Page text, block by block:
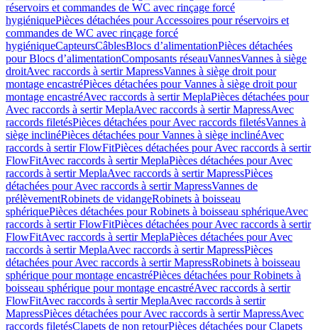
réservoirs et commandes de WC avec rinçage forcé
hygiéniquePièces détachées pour Accessoires pour réservoirs et
commandes de WC avec rinçage forcé
hygiéniqueCapteursCâblesBlocs d’alimentationPièces détachées
pour Blocs d’alimentationComposants réseauVannesVannes à siège
droitAvec raccords à sertir MapressVannes à siège droit pour
montage encastréPièces détachées pour Vannes à siège droit pour
montage encastréAvec raccords à sertir MeplaPièces détachées pour
Avec raccords à sertir MeplaAvec raccords à sertir MapressAvec
raccords filetésPièces détachées pour Avec raccords filetésVannes à
siège inclinéPièces détachées pour Vannes à siège inclinéAvec
raccords à sertir FlowFitPièces détachées pour Avec raccords à sertir
FlowFitAvec raccords à sertir MeplaPièces détachées pour Avec
raccords à sertir MeplaAvec raccords à sertir MapressPièces
détachées pour Avec raccords à sertir MapressVannes de
prélèvementRobinets de vidangeRobinets à boisseau
sphériquePièces détachées pour Robinets à boisseau sphériqueAvec
raccords à sertir FlowFitPièces détachées pour Avec raccords à sertir
FlowFitAvec raccords à sertir MeplaPièces détachées pour Avec
raccords à sertir MeplaAvec raccords à sertir MapressPièces
détachées pour Avec raccords à sertir MapressRobinets à boisseau
sphérique pour montage encastréPièces détachées pour Robinets à
boisseau sphérique pour montage encastréAvec raccords à sertir
FlowFitAvec raccords à sertir MeplaAvec raccords à sertir
MapressPièces détachées pour Avec raccords à sertir MapressAvec
raccords filetésClapets de non retourPièces détachées pour Clapets